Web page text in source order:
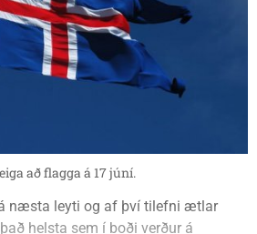
að flagga á 17 júní.
næsta leyti og af því tilefni ætlar
helsta sem í boði verður á